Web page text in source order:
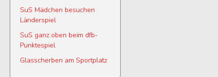
SuS Mädchen besuchen
Länderspiel
SuS ganz oben beim dfb-
Punktespiel
Glasscherben am Sportplatz